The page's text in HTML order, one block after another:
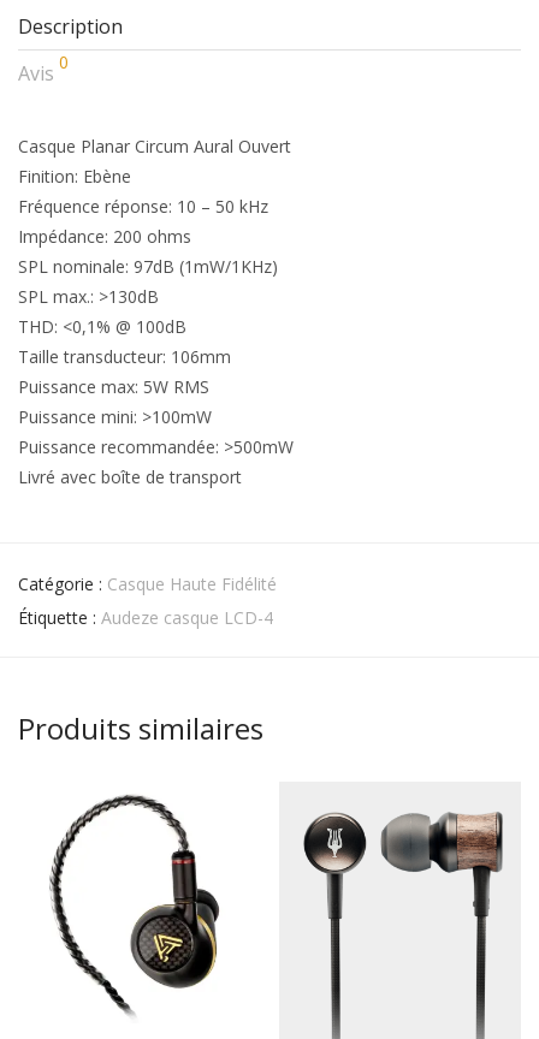
Description
Avis 0
Casque Planar Circum Aural Ouvert
Finition: Ebène
Fréquence réponse: 10 – 50 kHz
Impédance: 200 ohms
SPL nominale: 97dB (1mW/1KHz)
SPL max.: >130dB
THD: <0,1% @ 100dB
Taille transducteur: 106mm
Puissance max: 5W RMS
Puissance mini: >100mW
Puissance recommandée: >500mW
Livré avec boîte de transport
Catégorie : Casque Haute Fidélité
Étiquette : Audeze casque LCD-4
Produits similaires